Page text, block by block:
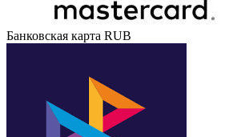
Банковская карта RUB